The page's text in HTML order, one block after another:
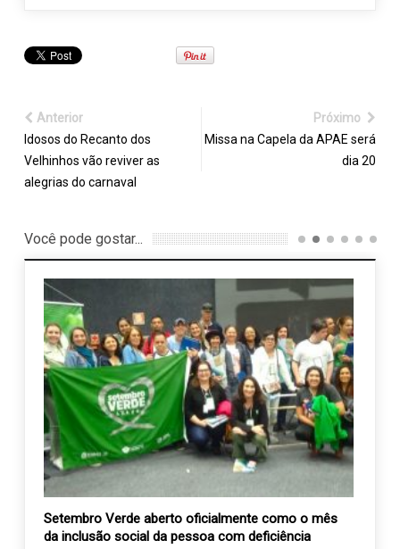
Anterior
Idosos do Recanto dos
Velhinhos vão reviver as
alegrias do carnaval
Próximo
Missa na Capela da APAE será
dia 20
Você pode gostar...
Setembro Verde aberto oficialmente como o mês
da inclusão social da pessoa com deficiência